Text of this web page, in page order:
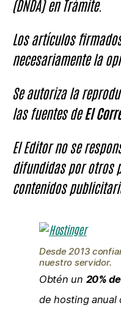
(DNDA) en Trámite.
Los artículos
necesariamente la
Se autoriza la
las fuentes deEl
El Editor no se
difundidas por otros
contenidos
Desde 2013
nuestro servidor.
Obtén un 20%
de hosting anual